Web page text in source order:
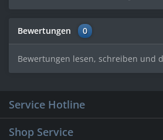
Bewertungen 0
Bewertungen lesen, schreiben und
Service Hotline
Shop Service